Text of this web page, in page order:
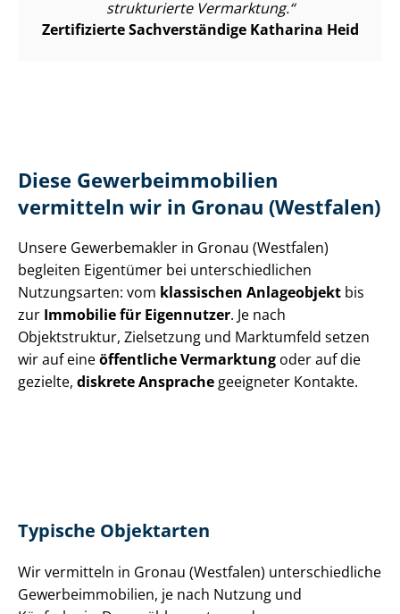
strukturierte Vermarktung.
Zertifizierte Sachverständige Katharina Heid
Diese Ge­wer­be­im­mo­bi­li­en
vermitteln wir in Gronau (Westfalen)
Unsere Gewerbemakler in Gronau (Westfalen)
begleiten Eigentümer bei un­ter­schied­li­chen
Nutzungsarten: vom klassischen Anlageobjekt bis
zur Immobilie für Eigennutzer. Je nach
Objektstruktur, Zielsetzung und Marktumfeld setzen
wir auf eineöffentliche Vermarktung oder auf die
gezielte, diskrete Ansprachegeeigneter Kontakte.
Typische Objektarten
Wir vermitteln in Gronau (Westfalen) un­ter­schied­li­che
Ge­wer­be­im­mo­bi­li­en, je nach Nutzung und